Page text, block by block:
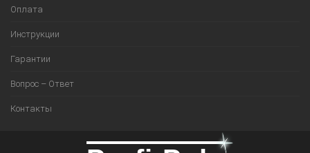
Оплата
Инструкции
Гарантии
Вопрос – Ответ
Контакты